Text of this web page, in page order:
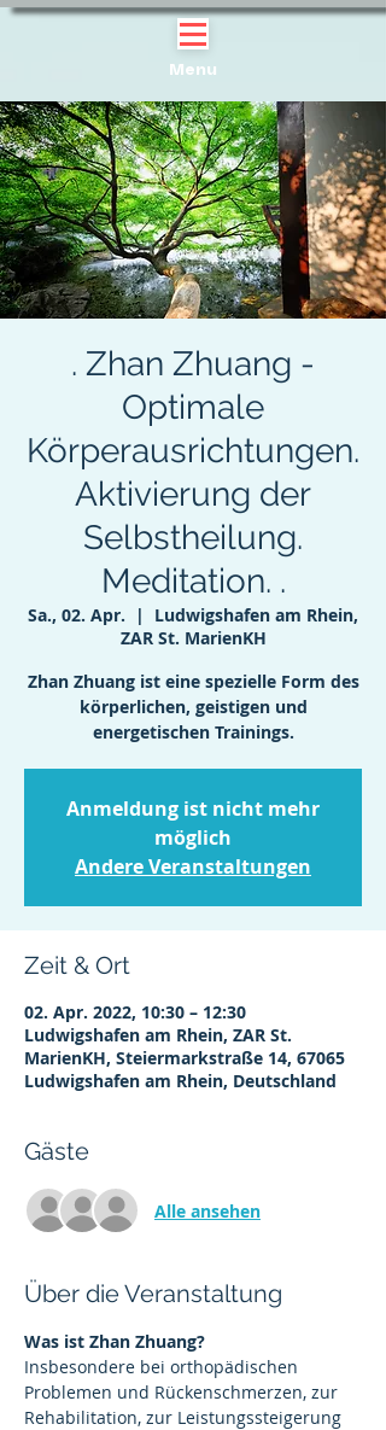
Menu
. Zhan Zhuang -
Optimale
Körperausrichtungen.
Aktivierung der
Selbstheilung.
Meditation. .
Sa., 02. Apr.
  |
Ludwigshafen am Rhein,
ZAR St. MarienKH
Zhan Zhuang ist eine spezielle Form des
körperlichen, geistigen und
energetischen Trainings.
Anmeldung ist nicht mehr
möglich
Andere Veranstaltungen
Zeit & Ort
02. Apr. 2022, 10:30 – 12:30
Ludwigshafen am Rhein, ZAR St.
MarienKH, Steiermarkstraße 14, 67065
Ludwigshafen am Rhein, Deutschland
Gäste
Alle ansehen
Über die Veranstaltung
Was ist Zhan Zhuang?
Insbesondere bei orthopädischen
Problemen und Rückenschmerzen, zur
Rehabilitation, zur Leistungssteigerung